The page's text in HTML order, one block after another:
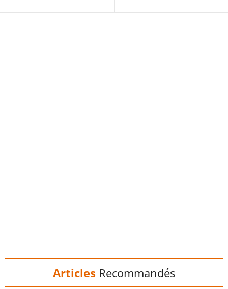
Articles Recommandés